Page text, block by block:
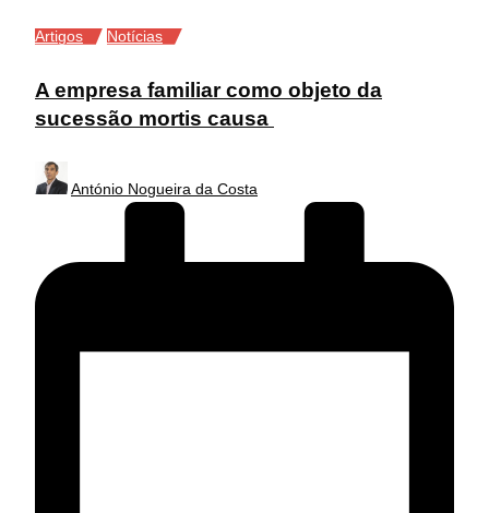
Posted
Artigos Notícias
A empresa familiar como objeto da
sucessão mortis causa
Posted
by
António Nogueira da Costa